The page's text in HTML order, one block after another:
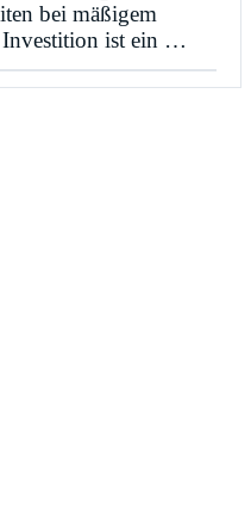
bei mäßigem
ist ein …